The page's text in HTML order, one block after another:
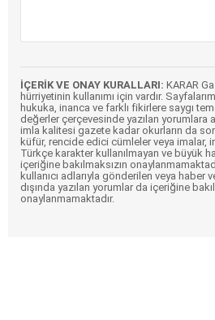
İÇERİK VE ONAY KURALLARI: KARAR
hürriyetinin kullanımı için vardır.
hukuka, inanca ve farklı fikirlere saygı
değerler çerçevesinde yazılan yorumlara
imla kalitesi gazete kadar okurların da
küfür, rencide edici cümleler veya imalar,
Türkçe karakter kullanılmayan ve büyük
içeriğine bakılmaksızın
kullanıcı adlarıyla gönderilen veya haber
dışında yazılan yorumlar da içeriğine
onaylanmamaktadır.